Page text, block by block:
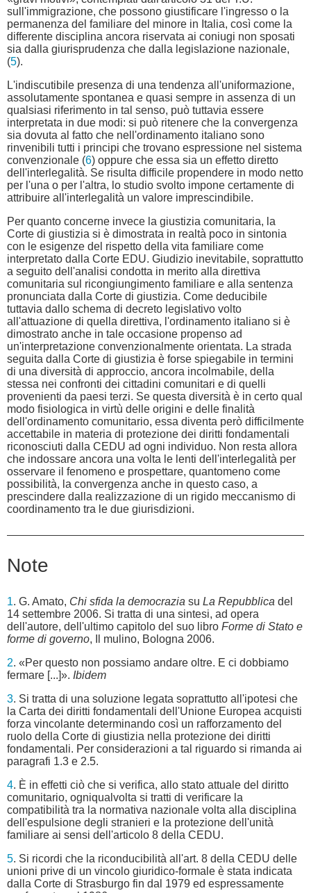
sull'immigrazione, che possono giustificare l'ingresso o la
permanenza del familiare del minore in Italia, così come la
differente disciplina ancora riservata ai coniugi non sposati
sia dalla giurisprudenza che dalla legislazione nazionale,
(5).
L'indiscutibile presenza di una tendenza all'uniformazione,
assolutamente spontanea e quasi sempre in assenza di un
qualsiasi riferimento in tal senso, può tuttavia essere
interpretata in due modi: si può ritenere che la convergenza
sia dovuta al fatto che nell'ordinamento italiano sono
rinvenibili tutti i principi che trovano espressione nel sistema
convenzionale (6) oppure che essa sia un effetto diretto
dell'interlegalità. Se risulta difficile propendere in modo netto
per l'una o per l'altra, lo studio svolto impone certamente di
attribuire all'interlegalità un valore imprescindibile.
Per quanto concerne invece la giustizia comunitaria, la
Corte di giustizia si è dimostrata in realtà poco in sintonia
con le esigenze del rispetto della vita familiare come
interpretato dalla Corte EDU. Giudizio inevitabile, soprattutto
a seguito dell'analisi condotta in merito alla direttiva
comunitaria sul ricongiungimento familiare e alla sentenza
pronunciata dalla Corte di giustizia. Come deducibile
tuttavia dallo schema di decreto legislativo volto
all'attuazione di quella direttiva, l'ordinamento italiano si è
dimostrato anche in tale occasione propenso ad
un'interpretazione convenzionalmente orientata. La strada
seguita dalla Corte di giustizia è forse spiegabile in termini
di una diversità di approccio, ancora incolmabile, della
stessa nei confronti dei cittadini comunitari e di quelli
provenienti da paesi terzi. Se questa diversità è in certo qual
modo fisiologica in virtù delle origini e delle finalità
dell'ordinamento comunitario, essa diventa però difficilmente
accettabile in materia di protezione dei diritti fondamentali
riconosciuti dalla CEDU ad ogni individuo. Non resta allora
che indossare ancora una volta le lenti dell'interlegalità per
osservare il fenomeno e prospettare, quantomeno come
possibilità, la convergenza anche in questo caso, a
prescindere dalla realizzazione di un rigido meccanismo di
coordinamento tra le due giurisdizioni.
Note
1. G. Amato, Chi sfida la democrazia su La Repubblica del
14 settembre 2006. Si tratta di una sintesi, ad opera
dell'autore, dell'ultimo capitolo del suo libro Forme di Stato e
forme di governo, Il mulino, Bologna 2006.
2. «Per questo non possiamo andare oltre. E ci dobbiamo
fermare [...]». Ibidem
3. Si tratta di una soluzione legata soprattutto all'ipotesi che
la Carta dei diritti fondamentali dell'Unione Europea acquisti
forza vincolante determinando così un rafforzamento del
ruolo della Corte di giustizia nella protezione dei diritti
fondamentali. Per considerazioni a tal riguardo si rimanda ai
paragrafi 1.3 e 2.5.
4. È in effetti ciò che si verifica, allo stato attuale del diritto
comunitario, ogniqualvolta si tratti di verificare la
compatibilità tra la normativa nazionale volta alla disciplina
dell'espulsione degli stranieri e la protezione dell'unità
familiare ai sensi dell'articolo 8 della CEDU.
5. Si ricordi che la riconducibilità all'art. 8 della CEDU delle
unioni prive di un vincolo giuridico-formale è stata indicata
dalla Corte di Strasburgo fin dal 1979 ed espressamente